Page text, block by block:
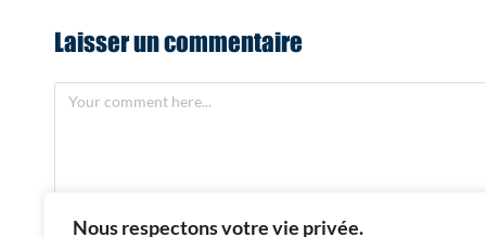
Nous respectons votre vie privée.
Laisser un commentaire